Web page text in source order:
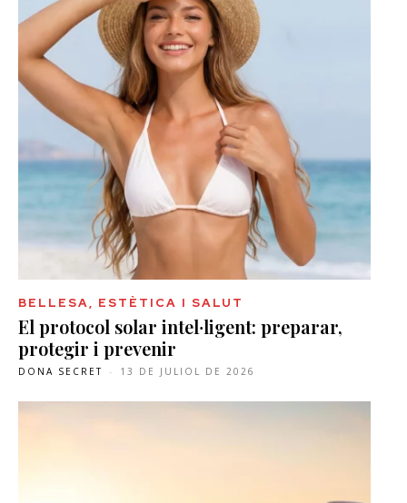
BELLESA, ESTÈTICA I SALUT
El protocol solar intel·ligent: preparar,
protegir i prevenir
DONA SECRET - 13 DE JULIOL DE 2026